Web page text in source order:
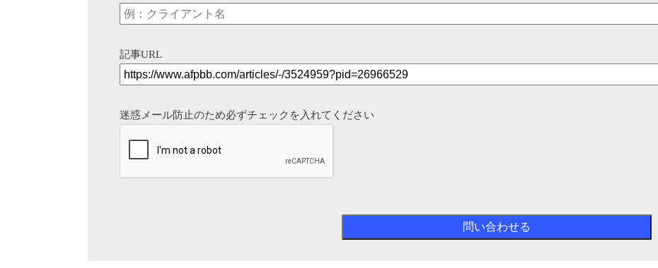
記事URL
迷惑メール防止のため必ずチェックを入れてください